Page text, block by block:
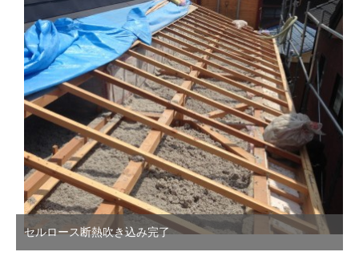
込み完了
施工前天井